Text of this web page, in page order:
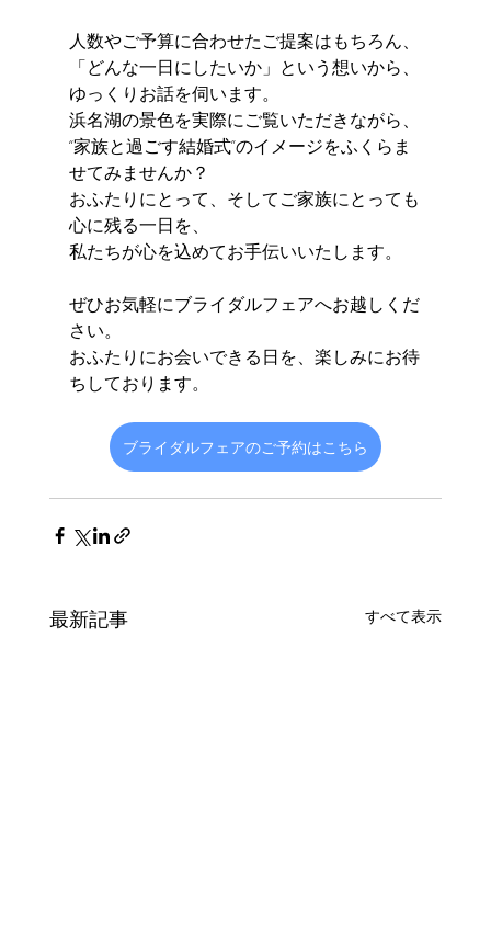
人数やご予算に合わせたご提案はもちろん、
「どんな一日にしたいか」という想いから、
ゆっくりお話を伺います。
浜名湖の景色を実際にご覧いただきながら、
“家族と過ごす結婚式”のイメージをふくらま
せてみませんか？
おふたりにとって、そしてご家族にとっても
心に残る一日を、
私たちが心を込めてお手伝いいたします。
ぜひお気軽にブライダルフェアへお越しくだ
さい。
おふたりにお会いできる日を、楽しみにお待
ちしております。
ブライダルフェアのご予約はこちら
最新記事 すべて表示